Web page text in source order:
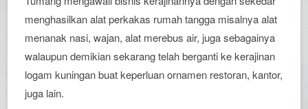
menghasilkan alat perkakas rumah tangga misalnya alat
menanak nasi, wajan, alat merebus air, juga sebagainya
walaupun demikian sekarang telah berganti ke kerajinan
logam kuningan buat keperluan ornamen restoran, kantor,
juga lain.